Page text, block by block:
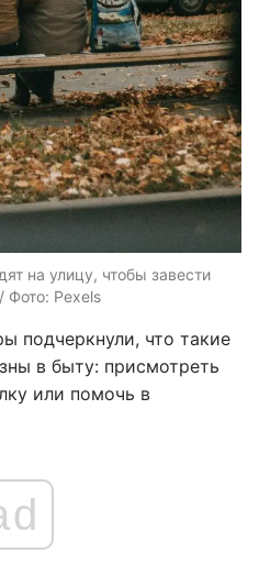
на улицу, чтобы завести
Фото: Pexels
подчеркнули, что такие
в быту: присмотреть
или помочь в